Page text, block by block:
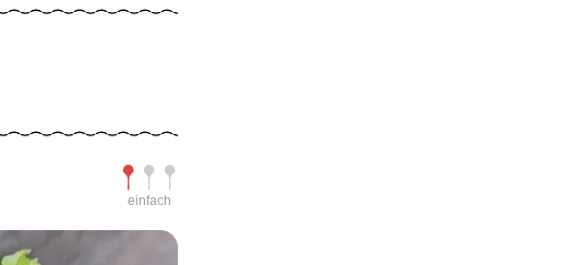
Schwierigkeit
einfach